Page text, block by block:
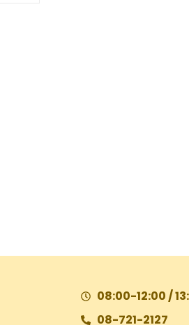
08:00-12:00 /
08-721-2127